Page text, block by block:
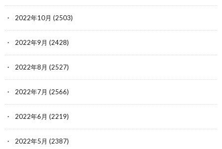
2022年10月 (2503)
2022年9月 (2428)
2022年8月 (2527)
2022年7月 (2566)
2022年6月 (2219)
2022年5月 (2387)